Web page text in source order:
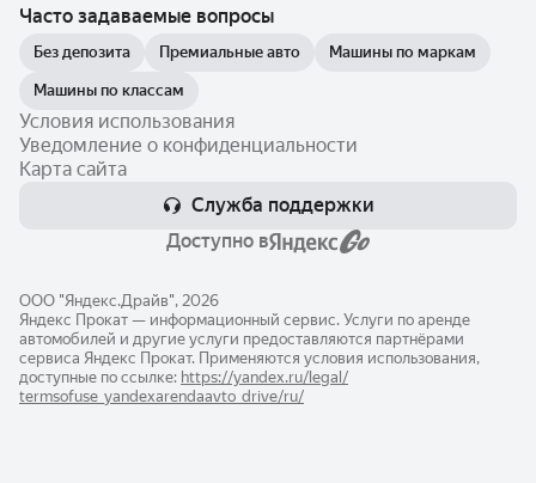
Часто задаваемые вопросы
Без депозита Премиальные авто Машины по маркам
Машины по классам
Условия использования
Уведомление о конфиденциальности
Карта сайта
Служба поддержки
Доступно в
ООО "Яндекс.Драйв", 2026
Яндекс Прокат — информационный сервис. Услуги по аренде
автомобилей и другие услуги предоставляются партнёрами
сервиса Яндекс Прокат. Применяются условия использования,
доступные по ссылке: https://yandex.ru/legal/​
termsofuse_yandexarendaavto_drive/ru/